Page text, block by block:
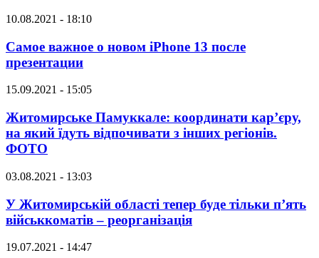
10.08.2021 - 18:10
Самое важное о новом iPhone 13 после
презентации
15.09.2021 - 15:05
Житомирське Памуккале: координати кар’єру,
на який їдуть відпочивати з інших регіонів.
ФОТО
03.08.2021 - 13:03
У Житомирській області тепер буде тільки п’ять
військкоматів – реорганізація
19.07.2021 - 14:47